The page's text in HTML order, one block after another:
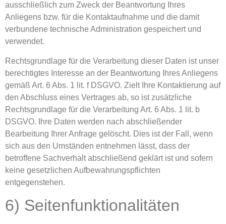
ausschließlich zum Zweck der Beantwortung Ihres
Anliegens bzw. für die Kontaktaufnahme und die damit
verbundene technische Administration gespeichert und
verwendet.
Rechtsgrundlage für die Verarbeitung dieser Daten ist unser
berechtigtes Interesse an der Beantwortung Ihres Anliegens
gemäß Art. 6 Abs. 1 lit. f DSGVO. Zielt Ihre Kontaktierung auf
den Abschluss eines Vertrages ab, so ist zusätzliche
Rechtsgrundlage für die Verarbeitung Art. 6 Abs. 1 lit. b
DSGVO. Ihre Daten werden nach abschließender
Bearbeitung Ihrer Anfrage gelöscht. Dies ist der Fall, wenn
sich aus den Umständen entnehmen lässt, dass der
betroffene Sachverhalt abschließend geklärt ist und sofern
keine gesetzlichen Aufbewahrungspflichten
entgegenstehen.
6) Seitenfunktionalitäten